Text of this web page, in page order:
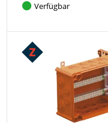
Verfügbar